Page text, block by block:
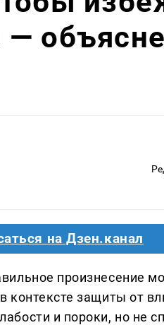
—
на Дзен.канал
произнесение
контексте защиты от
и пороки, но не